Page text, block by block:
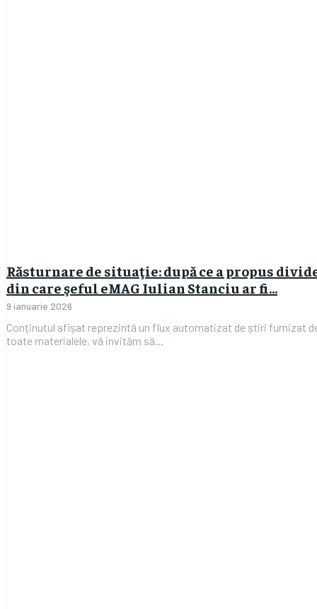
Răsturnare de situaţie: după ce a propus
din care şeful eMAG Iulian Stanciu ar fi...
9 ianuarie 2026
Conținutul afișat reprezintă un flux automatizat de știri furnizat
toate materialele, vă invităm să...